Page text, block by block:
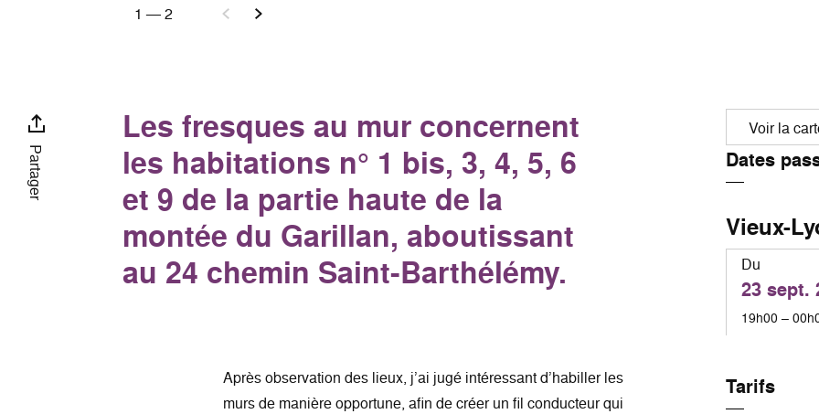
1 —2
Partager
Voir la
Dates
Vieux-
Du
23 sept.
19h00 –
Tarifs
Les fresques au mur concernent
les habitations n° 1 bis, 3, 4, 5, 6
et 9 de la partie haute de la
montée du Garillan, aboutissant
au 24 chemin Saint-Barthélémy.
Après observation des lieux, j’ai jugé intéressant d’habiller les
murs de manière opportune, afin de créer un fil conducteur qui